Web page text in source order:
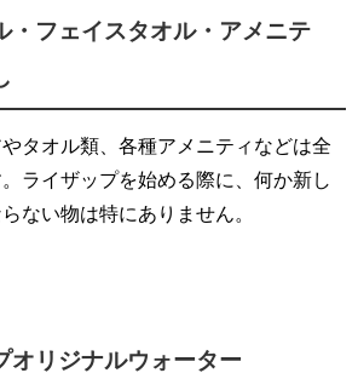
・フェイスタオル・アメニテ
タオル類、各種アメニティなどは全
ライザップを始める際に、何か新し
ない物は特にありません。
オリジナルウォーター